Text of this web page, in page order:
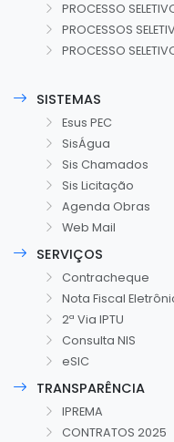
PROCESSO
PROCESSOS
PROCESSO
SISTEMAS
Esus PEC
SisÁgua
Sis Chamados
Sis Licitação
Agenda Obras
Web Mail
SERVIÇOS
Contracheque
Nota Fiscal
2ª Via IPTU
Consulta NIS
eSIC
TRANSPARÊNCIA
IPREMA
CONTRATOS 2025